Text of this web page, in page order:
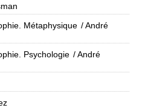
Métaphysique / André
Psychologie / André